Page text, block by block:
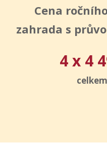
Cena
zahrada s
4 x 4